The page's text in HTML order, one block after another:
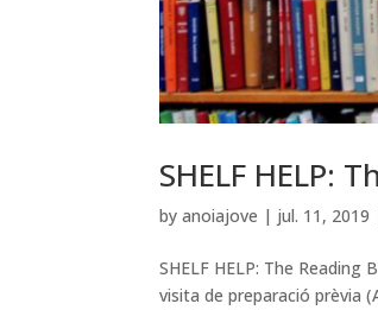
SHELF HELP:
byanoiajove | jul. 11, 2019
SHELF HELP: The
visita de preparació prèvia